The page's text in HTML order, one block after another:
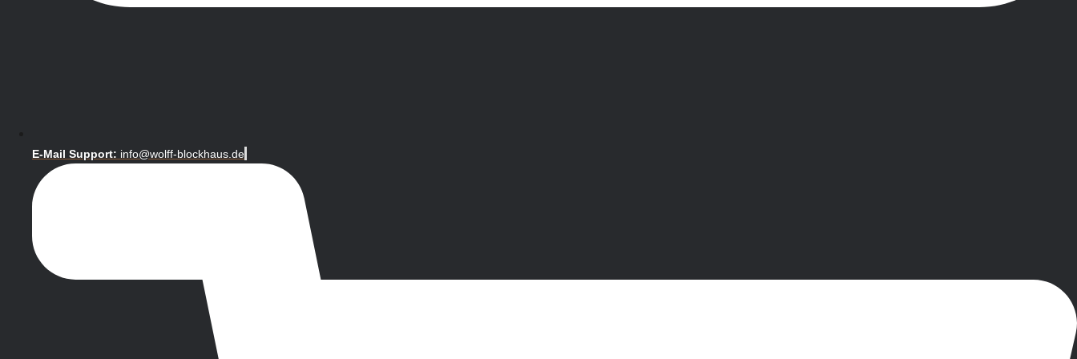
E-Mail Support: info@wolff-blockhaus.de